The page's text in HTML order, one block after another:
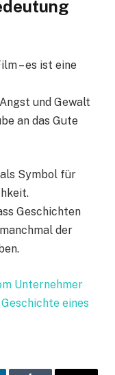
– es ist eine
und Gewalt
an das Gute
Symbol für
Geschichten
der
Unternehmer
eines